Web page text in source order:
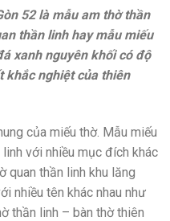
52 là mẫu am thờ thần
thần linh hay mẫu miếu
xanh nguyên khối có độ
khắc nghiệt của thiên
của miếu thờ. Mẫu miếu
với nhiều mục đích khác
quan thần linh khu lăng
nhiều tên khác nhau như
thần linh – bàn thờ thiên